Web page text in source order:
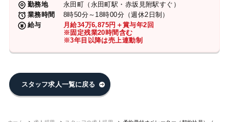
勤務地
永田町（永田町駅・赤坂見附駅すぐ）
業務時間
8時50分～18時00分（週休2日制）
給与
月給34万6,875円＋賞与年2回
※固定残業20時間含む
※3年目以降は売上連動制
スタッフ求人一覧に戻る